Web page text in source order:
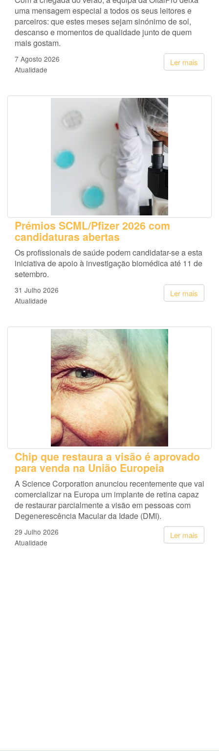
uma mensagem especial a todos os seus leitores e
parceiros: que estes meses sejam sinónimo de sol,
descanso e momentos de qualidade junto de quem
mais gostam.
Ler mais
7 Agosto 2026
Atualidade
Prémios SCML/Pfizer 2026 com
candidaturas abertas
Os profissionais de saúde podem candidatar-se a esta
iniciativa de apoio à investigação biomédica até 11 de
setembro.
Ler mais
31 Julho 2026
Atualidade
Chip que restaura a visão é aprovado
para venda na União Europeia
A Science Corporation anunciou recentemente que vai
comercializar na Europa um implante de retina capaz
de restaurar parcialmente a visão em pessoas com
Degenerescência Macular da Idade (DMI).
Ler mais
29 Julho 2026
Atualidade